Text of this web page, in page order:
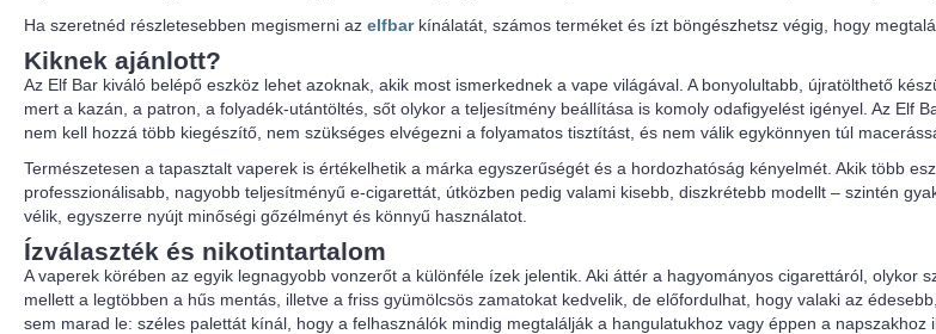
Ha szeretnéd részletesebben megismerni az elfbarkínálatát, számos terméket és ízt böngészhetsz végig, hogy
Kiknek ajánlott?
Az Elf Bar kiváló belépő eszköz lehet azoknak, akik most ismerkednek a vape világával. A bonyolultabb, újratölthető
mert a kazán, a patron, a folyadék-utántöltés, sőt olykor a teljesítmény beállítása is komoly odafigyelést igényel. Az Elf
nem kell hozzá több kiegészítő, nem szükséges elvégezni a folyamatos tisztítást, és nem válik egykönnyen túl
Természetesen a tapasztalt vaperek is értékelhetik a márka egyszerűségét és a hordozhatóság kényelmét. Akik több
professzionálisabb, nagyobb teljesítményű e-cigarettát, útközben pedig valami kisebb, diszkrétebb modellt – szintén
vélik, egyszerre nyújt minőségi gőzélményt és könnyű használatot.
Ízválaszték és nikotintartalom
A vaperek körében az egyik legnagyobb vonzerőt a különféle ízek jelentik. Aki áttér a hagyományos cigarettáról, olykor
mellett a legtöbben a hűs mentás, illetve a friss gyümölcsös zamatokat kedvelik, de előfordulhat, hogy valaki az
sem marad le: széles palettát kínál, hogy a felhasználók mindig megtalálják a hangulatukhoz vagy éppen a napszakhoz